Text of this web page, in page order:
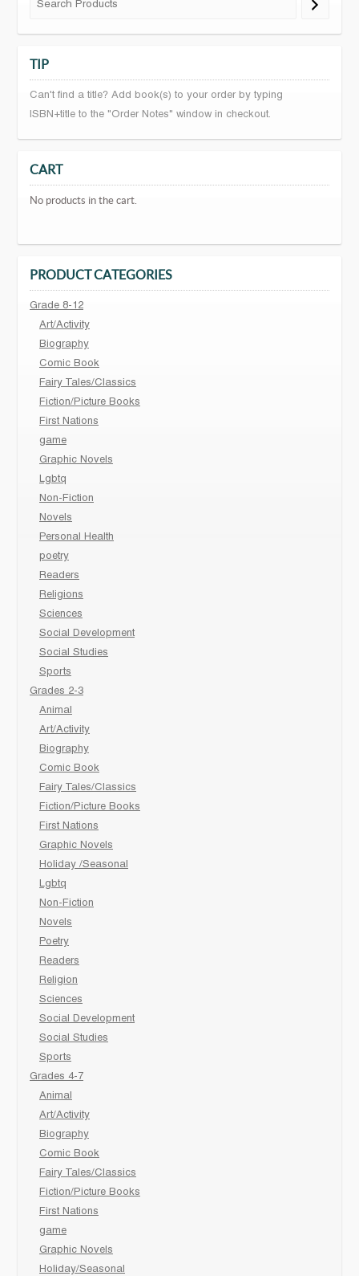
TIP
Can't find a title? Add book(s) to your order by typing
ISBN+title to the "Order Notes" window in checkout.
CART
No products in the cart.
PRODUCT CATEGORIES
Grade 8-12
Art/Activity
Biography
Comic Book
Fairy Tales/Classics
Fiction/Picture Books
First Nations
game
Graphic Novels
Lgbtq
Non-Fiction
Novels
Personal Health
poetry
Readers
Religions
Sciences
Social Development
Social Studies
Sports
Grades 2-3
Animal
Art/Activity
Biography
Comic Book
Fairy Tales/Classics
Fiction/Picture Books
First Nations
Graphic Novels
Holiday /Seasonal
Lgbtq
Non-Fiction
Novels
Poetry
Readers
Religion
Sciences
Social Development
Social Studies
Sports
Grades 4-7
Animal
Art/Activity
Biography
Comic Book
Fairy Tales/Classics
Fiction/Picture Books
First Nations
game
Graphic Novels
Holiday/Seasonal